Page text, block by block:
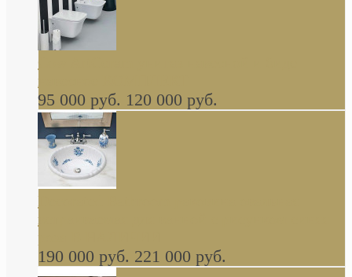
навесное КОМПЛЕКТ
95 000 руб. 120 000 руб.
Decorated Bathroom раковина овальная
встраиваемая для ванной с рисунком синяя
роза В НАЛИЧИИ
190 000 руб. 221 000 руб.